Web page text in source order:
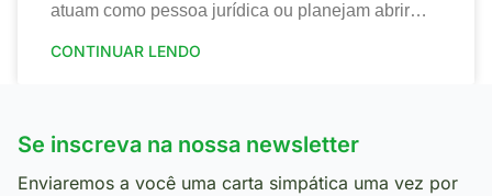
atuam como pessoa jurídica ou planejam abrir
mudanças
CONTINUAR LENDO
Se inscreva na nossa newsletter
Enviaremos a você uma carta simpática uma vez por